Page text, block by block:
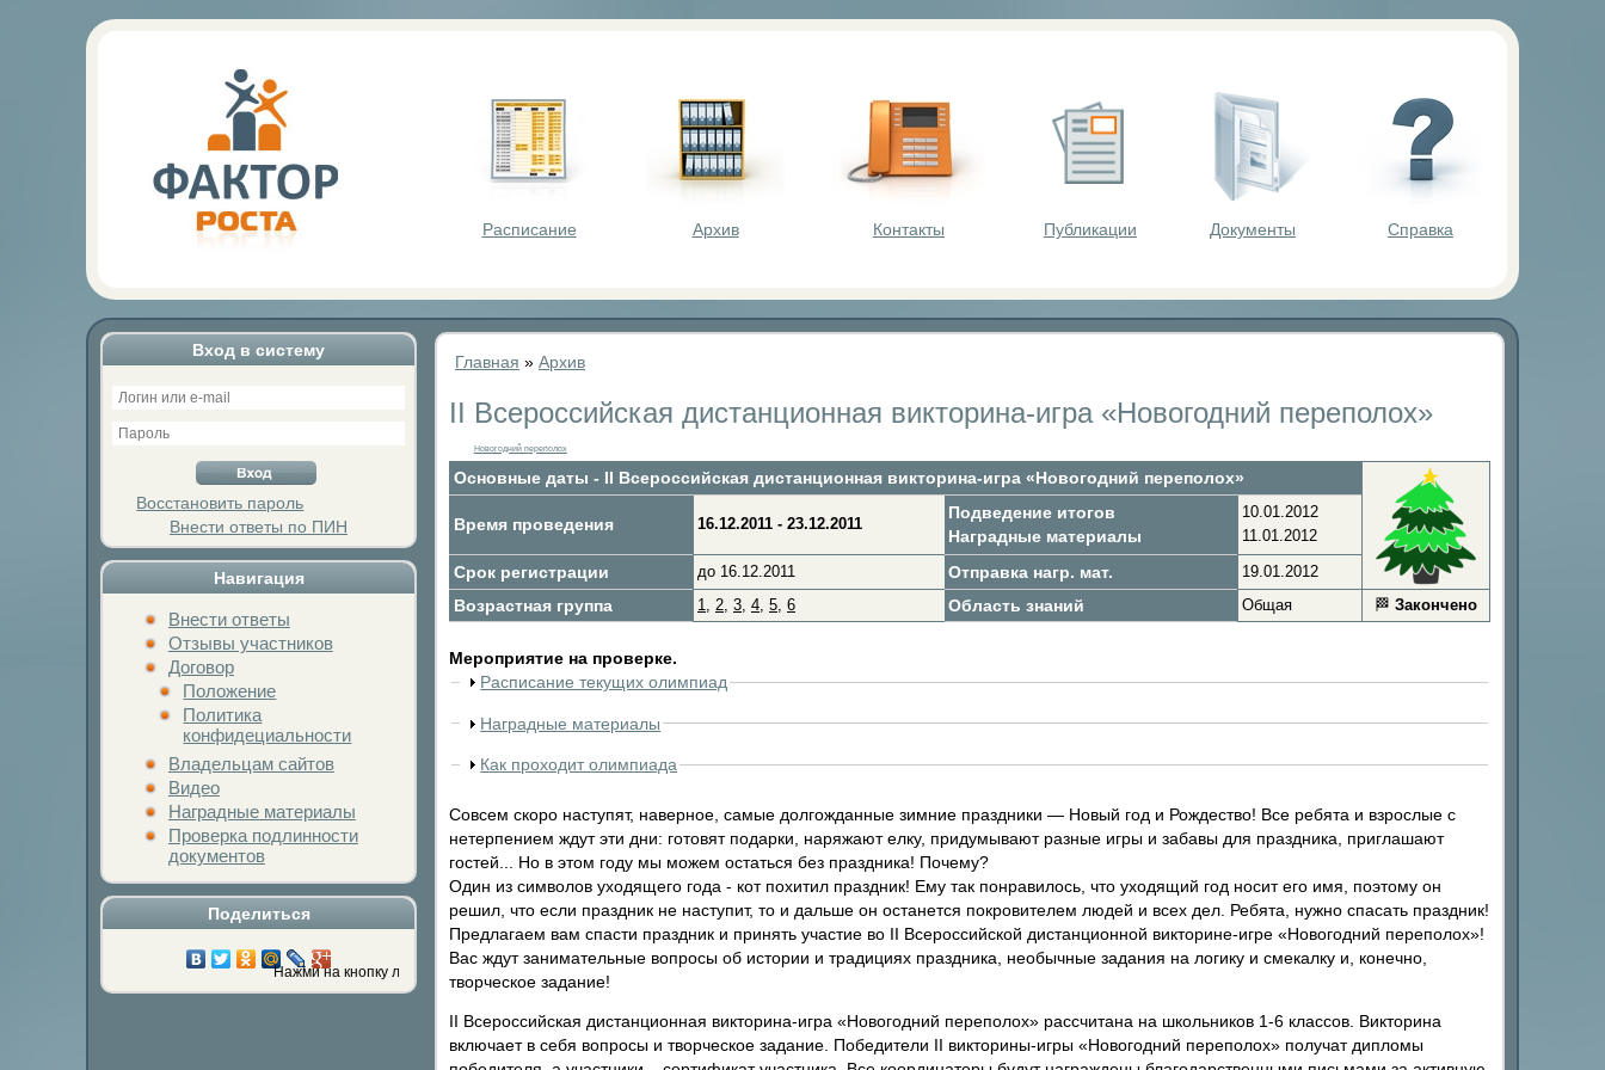
Расписание Архив Контакты Публикации Документы Справка
Вход в систему
Восстановить пароль
Внести ответы по ПИН
Навигация
Внести ответы
Отзывы участников
Договор
Положение
Политика
конфидециальности
Владельцам сайтов
Видео
Наградные материалы
Проверка подлинности
документов
Поделиться
Нажми на кнопку любимой социальной сети
Главная » Архив
II Всероссийская дистанционная викторина-игра «Новогодний переполох»
Новогодний переполох
Основные даты - II Всероссийская дистанционная викторина-игра «Новогодний переполох»
Время проведения 16.12.2011 - 23.12.2011
Подведение итогов
Наградные материалы
10.01.2012
11.01.2012
Срок регистрации до 16.12.2011 Отправка нагр. мат. 19.01.2012
Возрастная группа 1, 2, 3, 4, 5, 6 Область знаний Общая 🏁 Закончено
Мероприятие на проверке.
Расписание текущих олимпиад
Наградные материалы
Как проходит олимпиада
Совсем скоро наступят, наверное, самые долгожданные зимние праздники — Новый год и Рождество! Все ребята и взрослые с
нетерпением ждут эти дни: готовят подарки, наряжают елку, придумывают разные игры и забавы для праздника, приглашают
гостей... Но в этом году мы можем остаться без праздника! Почему?
Один из символов уходящего года - кот похитил праздник! Ему так понравилось, что уходящий год носит его имя, поэтому он
решил, что если праздник не наступит, то и дальше он останется покровителем людей и всех дел. Ребята, нужно спасать праздник!
Предлагаем вам спасти праздник и принять участие во II Всероссийской дистанционной викторине-игре «Новогодний переполох»!
Вас ждут занимательные вопросы об истории и традициях праздника, необычные задания на логику и смекалку и, конечно,
творческое задание!
II Всероссийская дистанционная викторина-игра «Новогодний переполох» рассчитана на школьников 1-6 классов. Викторина
включает в себя вопросы и творческое задание. Победители II викторины-игры «Новогодний переполох» получат дипломы